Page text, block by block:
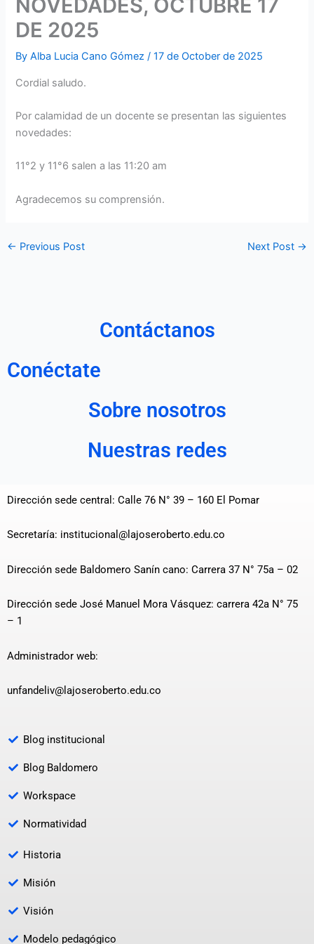
NOVEDADES, OCTUBRE 17
DE 2025
ByAlba Lucia Cano Gómez/17 de October de 2025
Cordial saludo.
Por calamidad de un docente se presentan las siguientes
novedades:
11°2 y 11°6 salen a las 11:20 am
Agradecemos su comprensión.
← Previous Post Next Post →
Contáctanos
Conéctate
Sobre nosotros
Nuestras redes
Dirección sede central: Calle 76 N° 39 – 160 El Pomar
Secretaría: institucional@lajoseroberto.edu.co
Dirección sede Baldomero Sanín cano: Carrera 37 N° 75a – 02
Dirección sede José Manuel Mora Vásquez: carrera 42a N° 75
– 1
Administrador web:
unfandeliv@lajoseroberto.edu.co
Blog institucional
Blog Baldomero
Workspace
Normatividad
Historia
Misión
Visión
Modelo pedagógico